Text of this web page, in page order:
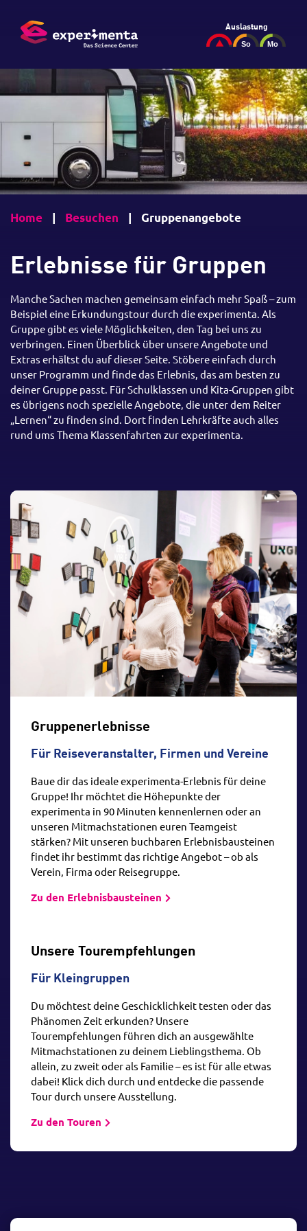
Auslastung
Home | Besuchen | Gruppenangebote
Erlebnisse für Gruppen
Manche Sachen machen gemeinsam einfach mehr Spaß – zum
Beispiel eine Erkundungstour durch die experimenta. Als
Gruppe gibt es viele Möglichkeiten, den Tag bei uns zu
verbringen. Einen Überblick über unsere Angebote und
Extras erhältst du auf dieser Seite. Stöbere einfach durch
unser Programm und finde das Erlebnis, das am besten zu
deiner Gruppe passt. Für Schulklassen und Kita-Gruppen gibt
es übrigens noch spezielle Angebote, die unter dem Reiter
„Lernen“ zu finden sind. Dort finden Lehrkräfte auch alles
rund ums Thema Klassenfahrten zur experimenta.
Gruppenerlebnisse
FürReiseveranstalter, Firmen und Vereine
Baue dir das ideale experimenta-Erlebnis für deine
Gruppe! Ihr möchtet die Höhepunkte der
experimenta in 90 Minuten kennenlernen oder an
unseren Mitmachstationen euren Teamgeist
stärken? Mit unseren buchbaren Erlebnisbausteinen
findet ihr bestimmt das richtige Angebot – ob als
Verein, Firma oder Reisegruppe.
Zu den Erlebnisbausteinen
Unsere Tourempfehlungen
Für Kleingruppen
Du möchtest deine Geschicklichkeit testen oder das
Phänomen Zeit erkunden? Unsere
Tourempfehlungen führen dich an ausgewählte
Mitmachstationen zu deinem Lieblingsthema. Ob
allein, zu zweit oder als Familie – es ist für alle etwas
dabei! Klick dich durch und entdecke die passende
Tour durch unsere Ausstellung.
Zu den Touren